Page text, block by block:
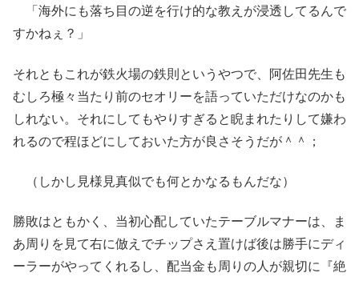
「海外にも落ち目の逆を行け的な教えが浸透してるんで
すかねぇ？」
それともこれが鉄火場の鉄則というやつで、阿佐田先生も
むしろ極々当たり前のセオリーを語っていただけなのかも
しれない。それにしてもやりすぎると睨まれたりして嫌わ
れるので程ほどにしておいた方が良さそうだが＾＾；
（しかし見様見真似でも何とかなるもんだな）
勝敗はともかく、当初心配していたテーブルマナーは、ま
あ周りを見て右に倣えでチップさえ置けば後は勝手にディ
ーラーがやってくれるし、配当金も周りの人が親切に『絶